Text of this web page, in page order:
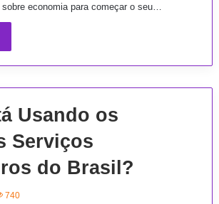
economia para começar o seu…
Usando os
Serviços
do Brasil?
740